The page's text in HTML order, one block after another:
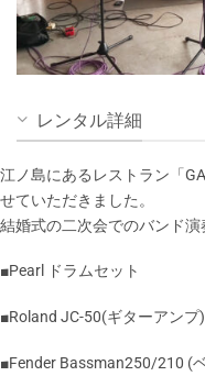
レンタル詳細
江ノ島にあるレストラン「
せていただきました。
結婚式の二次会でのバンド
■Pearl ドラムセット
■Roland JC-50(ギターアンプ)
■Fender Bassman250/210 (